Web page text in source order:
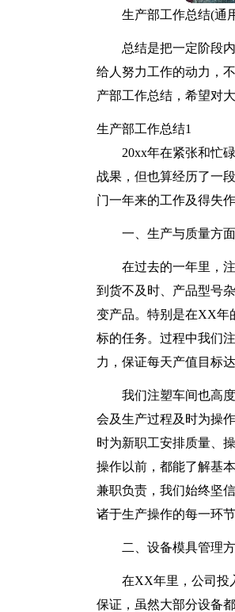
生产部工作总结(通
总结是把一定阶段
给人努力工作的动力，
产部工作总结，希望对
生产部工作总结1
20xx年在紧张和忙
战果，但也算经历了一
门一年来的工作及得失
一、生产与质量方面
在过去的一年里，
到货不及时、产品型号
变产品。特别是在XX年
标的任务。过程中我们
力，保证每天产值目标
我们注塑车间也高
会及生产过程及时为操
时为新职工安排质量、
操作以前，都能了解基
兼职负责，我们始终坚
诸于生产操作的每一环
二、设备模具管理
在XX年里，公司投
保证，虽然大部分设备